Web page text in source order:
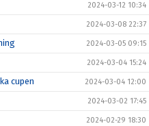
2024-03-12 10:34
2024-03-08 22:37
2024-03-05 09:15
2024-03-04 15:24
cupen 2024-03-04 12:00
2024-03-02 17:45
2024-02-29 18:30